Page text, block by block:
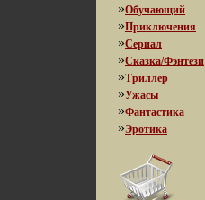
»Обучающий
»Приключения
»Сериал
»Сказка/Фэнтези
»Триллер
»Ужасы
»Фантастика
»Эротика